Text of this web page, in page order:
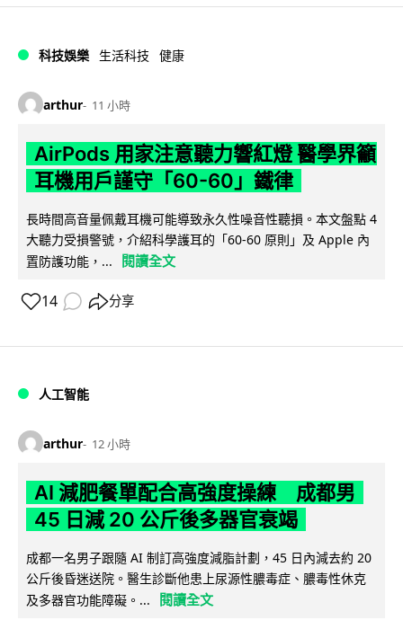
科技娛樂 生活科技 健康
arthur 11 小時
AirPods 用家注意聽力響紅燈 醫學界籲
耳機用戶謹守「60-60」鐵律
長時間高音量佩戴耳機可能導致永久性噪音性聽損。本文盤點 4
大聽力受損警號，介紹科學護耳的「60-60 原則」及 Apple 內
置防護功能，...
閱讀全文
14 分享
人工智能
arthur 12 小時
AI 減肥餐單配合高強度操練 成都男
45 日減 20 公斤後多器官衰竭
成都一名男子跟隨 AI 制訂高強度減脂計劃，45 日內減去約 20
公斤後昏迷送院。醫生診斷他患上尿源性膿毒症、膿毒性休克
及多器官功能障礙。...
閱讀全文